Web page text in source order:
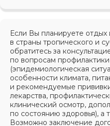
Если Вы планируете
в страны тропического и
обратитесь за
по вопросам
(эпидемиологическая
особенности климата,
и рекомендуемые
лекарства,
клинический осмотр,
по состоянию здоровья), а
Возможно заключение